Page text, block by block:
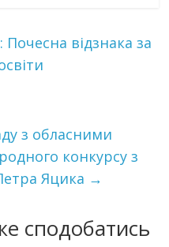
відзнака за
з обласними
конкурсу з
Яцика →
сподобатись